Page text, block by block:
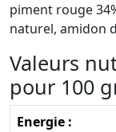
piment rouge
naturel, amidon
Valeurs
pour 100
Energie :